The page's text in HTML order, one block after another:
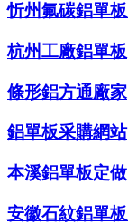
忻州氟碳鋁單
杭州工廠鋁單板
條形鋁方通廠家
鋁單板采購網站
本溪鋁單板定做
安徽石紋鋁單